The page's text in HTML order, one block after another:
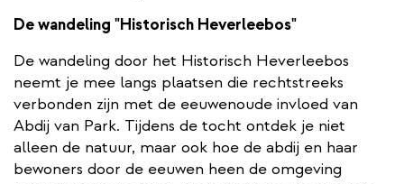
De wandeling "Historisch Heverleebos"
De wandeling door het Historisch Heverleebos
neemt je mee langs plaatsen die rechtstreeks
verbonden zijn met de eeuwenoude invloed van
Abdij van Park. Tijdens de tocht ontdek je niet
alleen de natuur, maar ook hoe de abdij en haar
bewoners door de eeuwen heen de omgeving